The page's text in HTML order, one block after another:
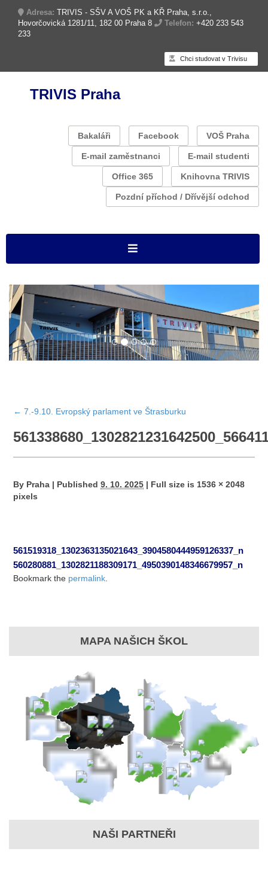
Adresa: TRIVIS - SŠV A VOŠ PK a KŘ Praha, s.r.o.,
Hovorčovická 1281/11, 182 00 Praha 8
Telefon: +420 233 543
233
Chci studovat v Trivisu
TRIVIS Praha
Bakaláři Facebook VOŠ Praha
E-mail zaměstnanci E-mail studenti
Office 365 Knihovna TRIVIS
Pozdní příchod / Dřívější odchod
← 7.-9.10. Evropský parlament ve Štrasburku
By Praha | Published 9. 10. 2025 | Full size is 1536 × 2048
pixels
561519318_1302363135021643_3904580444959126337_n
560280881_1302821188309171_4950390148346679957_n
Bookmark the permalink
MAPA NAŠICH ŠKOL
NAŠI PARTNEŘI